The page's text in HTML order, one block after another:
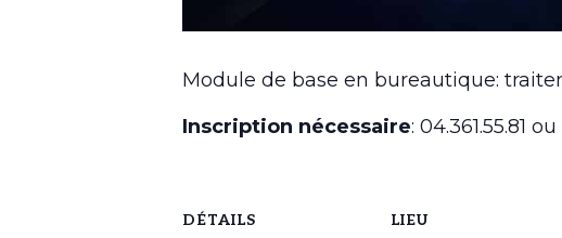
Module de base en bureautique:
Inscription nécessaire: 04.361.55.81
DÉTAILS LIEU